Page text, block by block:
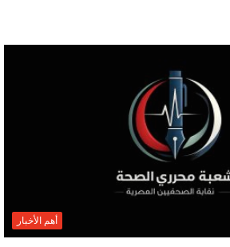
أهم الأخبار